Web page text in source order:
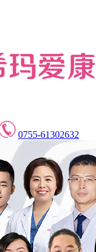
0755-61302632